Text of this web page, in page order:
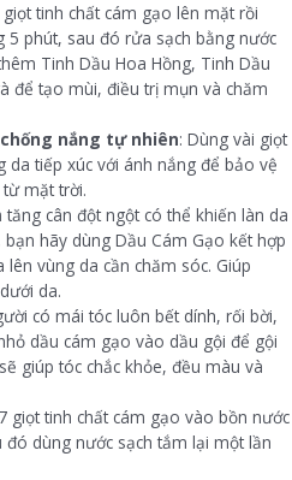
tinh chất cám gạo lên mặt rồi
5 phút, sau đó rửa sạch bằng nước
Tinh Dầu Hoa Hồng, Tinh Dầu
để tạo mùi, điều trị mụn và chăm
nắng tự nhiên: Dùng vài giọt
da tiếp xúc với ánh nắng để bảo vệ
từ mặt trời.
tăng cân đột ngột có thể khiến làn da
hãy dùng Dầu Cám Gạo kết hợp
vùng da cần chăm sóc. Giúp
da.
có mái tóc luôn bết dính, rối bời,
dầu cám gạo vào dầu gội để gội
giúp tóc chắc khỏe, đều màu và
giọt tinh chất cám gạo vào bồn nước
dùng nước sạch tắm lại một lần